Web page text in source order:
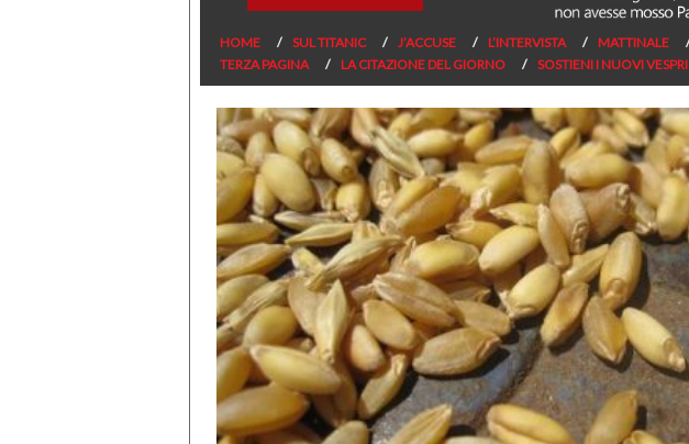
HOME SUL TITANIC J’ACCUSE L’INTERVISTA MATTINALE
TERZA PAGINA
LA CITAZIONE DEL GIORNO SOSTIENI I NUOVI VESPRI